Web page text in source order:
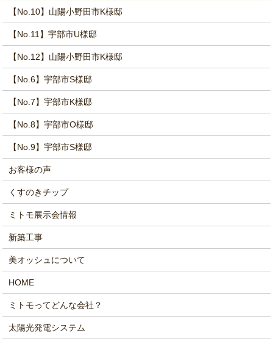
【No.10】山陽小野田市K様邸
【No.11】宇部市U様邸
【No.12】山陽小野田市K様邸
【No.6】宇部市S様邸
【No.7】宇部市K様邸
【No.8】宇部市O様邸
【No.9】宇部市S様邸
お客様の声
くすのきチップ
ミトモ展示会情報
新築工事
美オッシュについて
HOME
ミトモってどんな会社？
太陽光発電システム